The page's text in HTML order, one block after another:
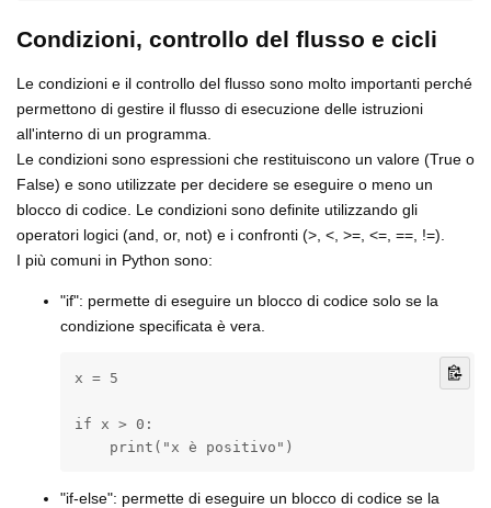
Condizioni, controllo del flusso e cicli
Le condizioni e il controllo del flusso sono molto importanti perché
permettono di gestire il flusso di esecuzione delle istruzioni
all'interno di un programma.
Le condizioni sono espressioni che restituiscono un valore (True o
False) e sono utilizzate per decidere se eseguire o meno un
blocco di codice. Le condizioni sono definite utilizzando gli
operatori logici (and, or, not) e i confronti (>, <, >=, <=, ==, !=).
I più comuni in Python sono:
"if": permette di eseguire un blocco di codice solo se la
condizione specificata è vera.
x = 5
if x > 0:
    print("x è positivo")
"if-else": permette di eseguire un blocco di codice se la